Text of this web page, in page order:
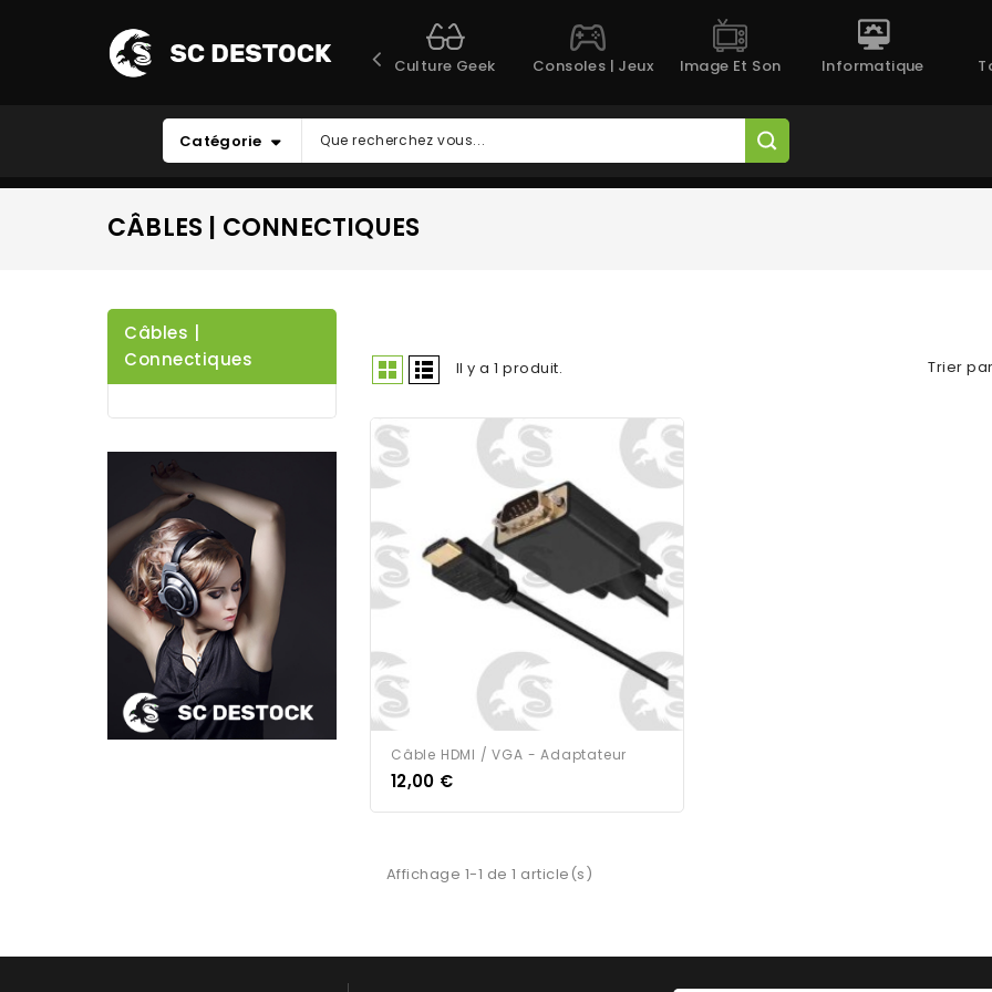
Culture Geek Consoles | Jeux Image Et Son Informatique
Catégorie
CÂBLES | CONNECTIQUES
Câbles |
Connectiques
Il y a 1 produit. Trier
Câble HDMI / VGA - Adaptateur
12,00 €
Affichage 1-1 de 1 article(s)